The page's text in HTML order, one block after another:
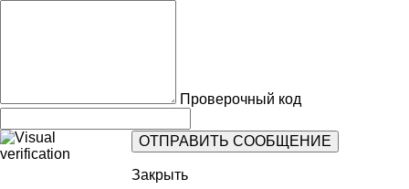
Проверочный код
Закрыть